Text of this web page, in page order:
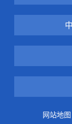
网站地图